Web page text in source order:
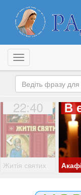
Toggle navigation
22:40
Житія святих
В